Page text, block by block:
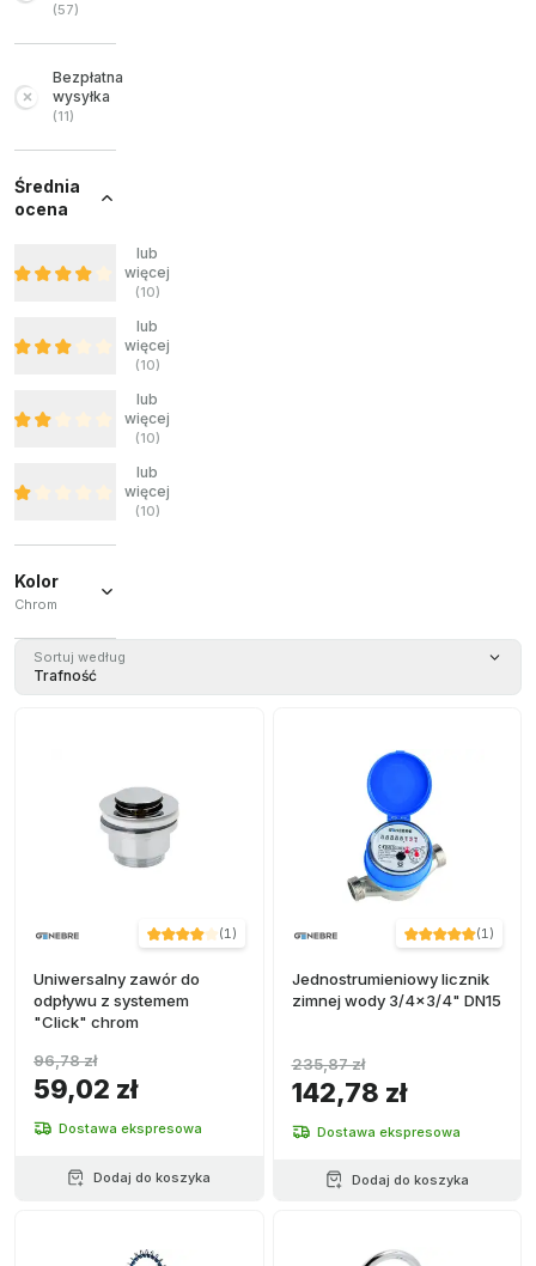
(57)
Bezpłatna
wysyłka
(11)
Średnia
ocena
lub
więcej
(10)
lub
więcej
(10)
lub
więcej
(10)
lub
więcej
(10)
Kolor
Chrom
(46)
Sortuj według
Trafność
(1)
Uniwersalny zawór do
odpływu z systemem
"Click" chrom
59,02 zł
96,78 zł
Dostawa ekspresowa
Dodaj do koszyka
(1)
Jednostrumieniowy licznik
zimnej wody 3/4x3/4" DN15
142,78 zł
235,87 zł
Dostawa ekspresowa
Dodaj do koszyka